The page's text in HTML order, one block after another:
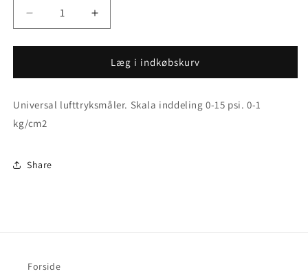
Reducer
antallet
for
Øg
antallet
for
Lufttryksmåler
Læg i indkøbskurv
Universal lufttryksmåler. Skala inddeling 0-15 psi. 0-1
kg/cm2
Share
Forside